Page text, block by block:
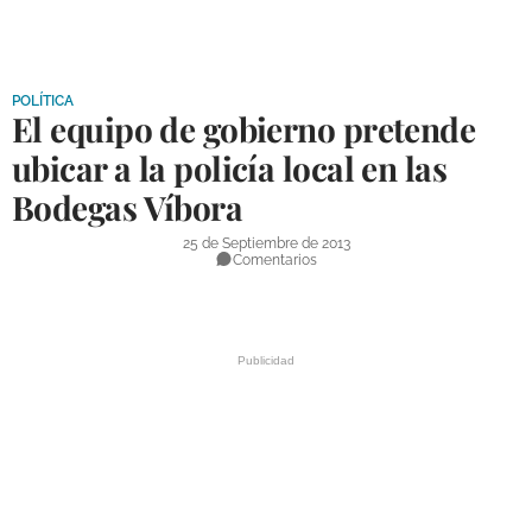
DEPORTES
COMPETICIONES
POLÍTICA
El equipo de gobierno pretende
ubicar a la policía local en las
Bodegas Víbora
25 de Septiembre de 2013
Comentarios